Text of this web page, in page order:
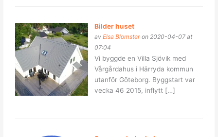
Bilder huset
avElsa Blomster on 2020-04-07 at
07:04
Vi byggde en Villa Sjövik med
Vårgårdahus i Härryda kommun
utanför Göteborg. Byggstart var
vecka 46 2015, inflytt […]